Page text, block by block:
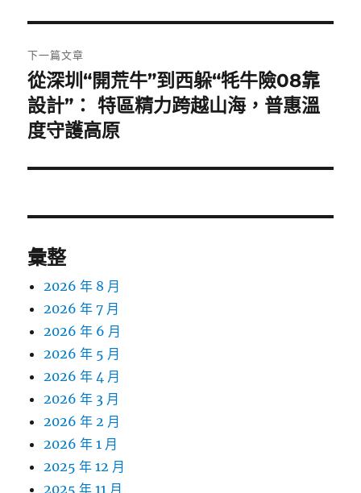
覽
文
章:
下一篇文章
下
一
篇
章:
從深圳“開荒牛”到西躲“牦牛險08靠
設計”： 特區精力跨越山海，普惠溫
度守護高原
彙整
2026 年 8 月
2026 年 7 月
2026 年 6 月
2026 年 5 月
2026 年 4 月
2026 年 3 月
2026 年 2 月
2026 年 1 月
2025 年 12 月
2025 年 11 月